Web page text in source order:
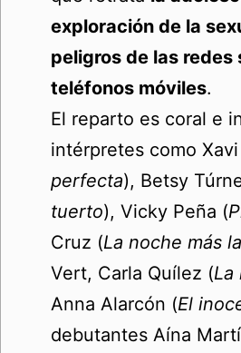
exploración de la
peligros de las redes
teléfonos móviles.
El reparto es coral e
intérpretes como
perfecta), Betsy
tuerto), Vicky Peña (
Cruz (La noche más
Vert, Carla Quílez (La
Anna Alarcón (El
debutantes Aína